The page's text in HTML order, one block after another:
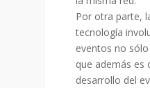
Por otra parte,
tecnología
eventos no
que además es
desarrollo del